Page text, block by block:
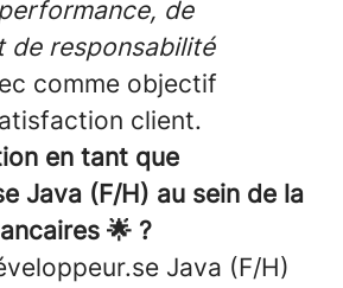
de
de responsabilité
comme objectif
client.
en tant que
Java (F/H) au sein de la
🌟 ?
Java (F/H)